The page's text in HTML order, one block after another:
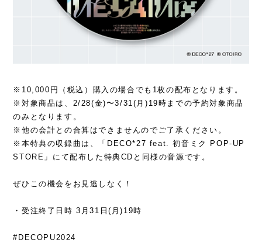
※10,000円（税込）購入の場合でも1枚の配布となります。
※対象商品は、2/28(金)〜3/31(月)19時までの予約対象商品
のみとなります。
※他の会計との合算はできませんのでご了承ください。
※本特典の収録曲は、「DECO*27 feat. 初音ミク POP-UP
STORE」にて配布した特典CDと同様の音源です。
ぜひこの機会をお見逃しなく！
・受注終了日時 3月31日(月)19時
#DECOPU2024